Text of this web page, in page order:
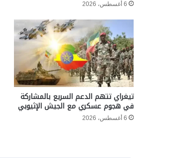
6 أغسطس، 2026
تيغراي تتهم الدعم السريع بالمشاركة
في هجوم عسكري مع الجيش الإثيوبي
6 أغسطس، 2026